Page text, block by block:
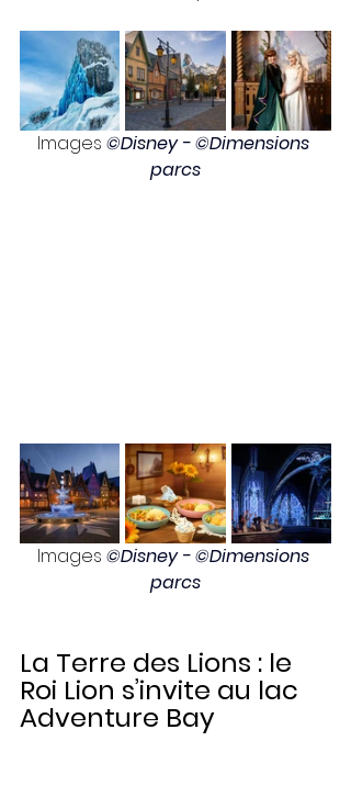
Images ©Disney - ©Dimensions
parcs
Images ©Disney - ©Dimensions
parcs
La Terre des Lions : le
Roi Lion s’invite au lac
Adventure Bay